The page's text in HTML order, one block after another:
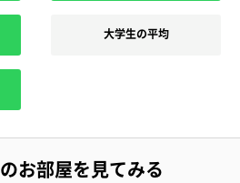
大学生の平均
のお部屋を見てみる